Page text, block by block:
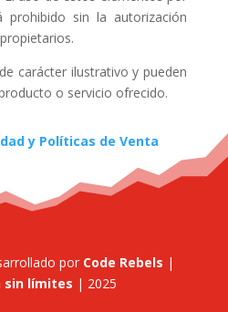
sin la autorización
carácter ilustrativo y pueden
o servicio ofrecido.
y Políticas de Venta
porCode Rebels |
sin límites | 2025